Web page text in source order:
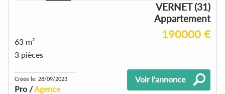
VERNET (31)
Appartement
190000 €
63 m²
3 pièces
Créée le: 28/09/2023
Pro /Agence
Voir l'annonce